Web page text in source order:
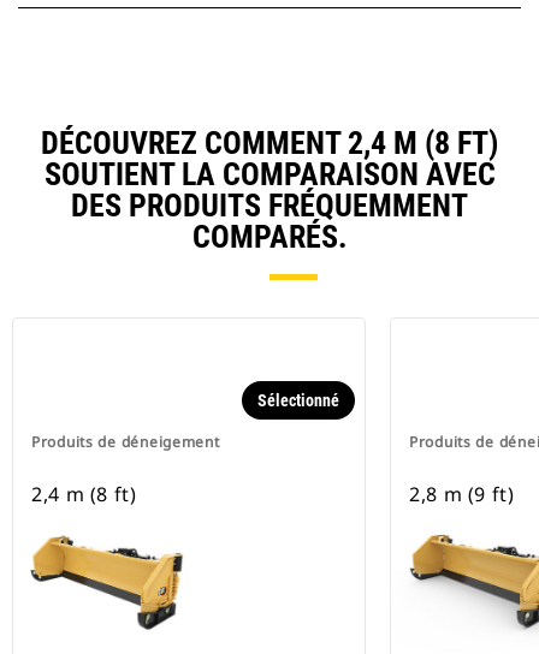
DÉCOUVREZ COMMENT 2,4 M (8 FT)
SOUTIENT LA COMPARAISON AVEC
DES PRODUITS FRÉQUEMMENT
COMPARÉS.
Produits de déneigement
Sélectionné
2,4 m (8 ft)
Produits de
2,8 m (9 ft)